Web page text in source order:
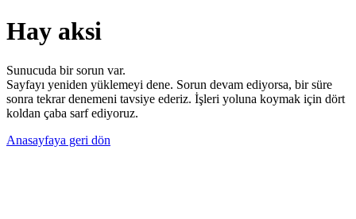
Hay aksi
Sunucuda bir sorun var.
Sayfayı yeniden yüklemeyi dene. Sorun devam ediyorsa, bir süre
sonra tekrar denemeni tavsiye ederiz. İşleri yoluna koymak için dört
koldan çaba sarf ediyoruz.
Anasayfaya geri dön